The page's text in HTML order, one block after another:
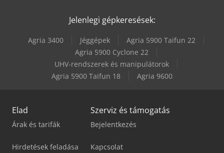
Vw Crafter 30
Vw Crafter 35
Jelenlegi gépkeresések:
Agria 3400 Jéggépek
Agria 5900 Taifun 22
Agria 5900 Cyclone 22
UHV-rendszerek és manipulátorok
Agria 5900 Taifun 18
Agria 9600
Elad
Árak és tarifák
Hirdetések feladása
Szerviz és támogatás
Bejelentkezés
Kapcsolat